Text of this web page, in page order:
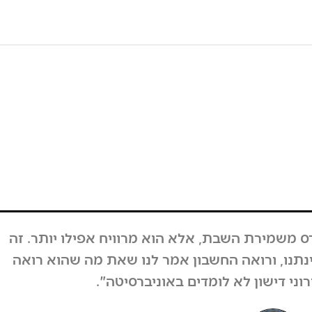
המחזור לא ירד, אבל גם אם כן לקחנו את זה
קיבלנו תגובות מפרגנות מאוד מהרבה אנשים.
מאות אנשים וחיזקו ובירכו על ההחלטה".